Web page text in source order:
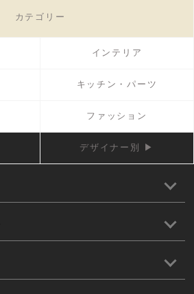
カテゴリー
インテリア
キッチン・パーツ
ファッション
デザイナー別 ▶